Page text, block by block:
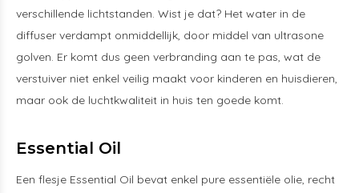
verschillende lichtstanden. Wist je dat? Het water in de
diffuser verdampt onmiddellijk, door middel van ultrasone
golven. Er komt dus geen verbranding aan te pas, wat de
verstuiver niet enkel veilig maakt voor kinderen en huisdieren,
maar ook de luchtkwaliteit in huis ten goede komt.
Essential Oil
Een flesje Essential Oil bevat enkel pure essentiële olie, recht